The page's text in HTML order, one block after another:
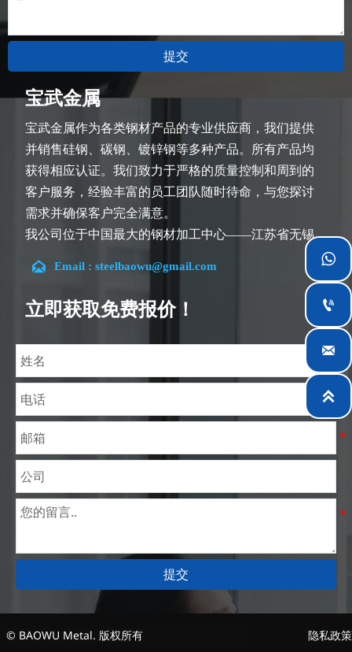
提交
宝武金属
宝武金属作为各类钢材产品的专业供应商，我们提供
并销售硅钢、碳钢、镀锌钢等多种产品。所有产品均
获得相应认证。我们致力于严格的质量控制和周到的
客户服务，经验丰富的员工团队随时待命，与您探讨
需求并确保客户完全满意。
我公司位于中国最大的钢材加工中心——江苏省无锡
富经验，熟悉CE、SGS等多种硅钢标准。我们可根据
特殊需求进行设计定制，并确保安全性、高效性及合
理价格。目前我们已逐步扩展至五座专业配送仓库和
钢材加工设施，为全球采矿、建筑、工程及通用制造
业提供专业服务。
 Email : steelbaowu@gmail.com
立即获取免费报价！
提交
© BAOWU Metal. 版权所有 隐私政策



